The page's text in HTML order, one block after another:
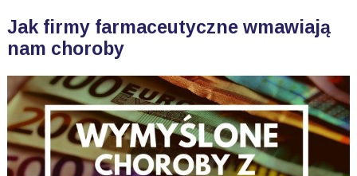
Jak firmy farmaceutyczne wmawiają
nam choroby